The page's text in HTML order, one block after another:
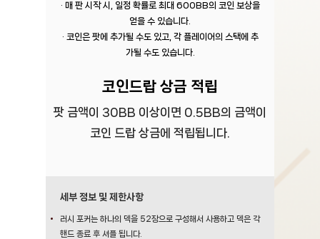
· 매 판 시작 시, 일정 확률로 최대 600BB의 코인 보상을
얻을 수 있습니다.
· ​코인은 팟에 추가될 수도 있고, 각 플레이어의 스택에 추
가될 수도 있습니다.
코인드랍 상금 적립
팟 금액이 30BB 이상이면 0.5BB의 금액이
코인 드랍 상금에 적립됩니다.
세부 정보 및 제한사항
러시 포커는 하나의 덱을 52장으로 구성해서 사용하고 덱은 각
핸드 종료 후 셔플 됩니다.